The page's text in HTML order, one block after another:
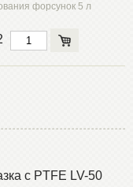
форсунок 5 л
с PTFE LV-50